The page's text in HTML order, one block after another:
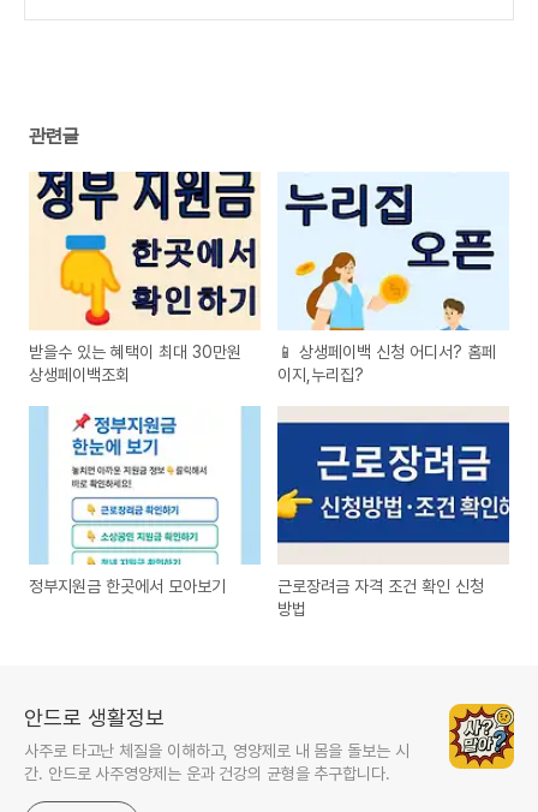
관련글
받을수 있는 혜택이 최대 30만원
상생페이백조회
📱 상생페이백 신청 어디서? 홈페
이지,누리집?
정부지원금 한곳에서 모아보기
근로장려금 자격 조건 확인 신청
방법
안드로 생활정보
사주로 타고난 체질을 이해하고, 영양제로 내 몸을 돌보는 시
간. 안드로 사주영양제는 운과 건강의 균형을 추구합니다.